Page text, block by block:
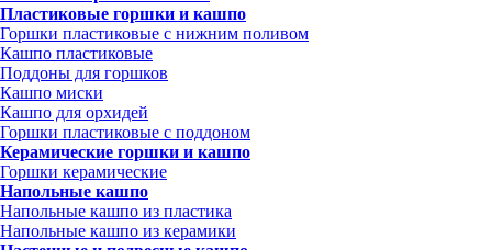
Пластиковые горшки и кашпо
Горшки пластиковые с нижним поливом
Кашпо пластиковые
Поддоны для горшков
Кашпо миски
Кашпо для орхидей
Горшки пластиковые с поддоном
Керамические горшки и кашпо
Горшки керамические
Напольные кашпо
Напольные кашпо из пластика
Напольные кашпо из керамики